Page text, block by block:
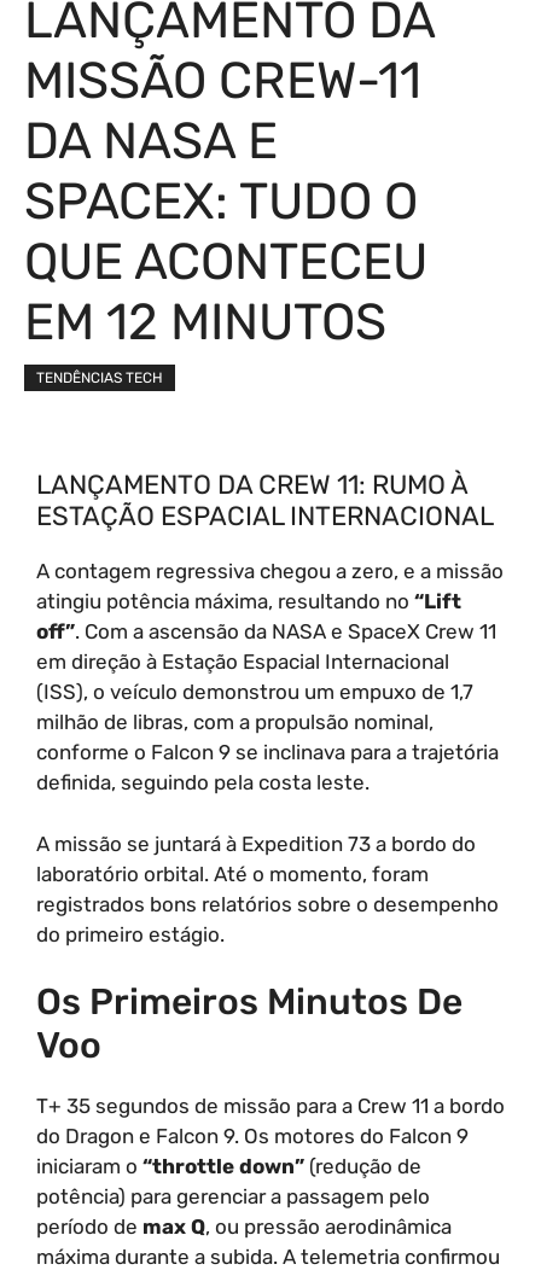
LANÇAMENTO DA
MISSÃO CREW-11
DA NASA E
SPACEX: TUDO O
QUE ACONTECEU
EM 12 MINUTOS
TENDÊNCIAS TECH
LANÇAMENTO DA CREW 11: RUMO À
ESTAÇÃO ESPACIAL INTERNACIONAL
A contagem regressiva chegou a zero, e a missão
atingiu potência máxima, resultando no “Lift
off”. Com a ascensão da NASA e SpaceX Crew 11
em direção à Estação Espacial Internacional
(ISS), o veículo demonstrou um empuxo de 1,7
milhão de libras, com a propulsão nominal,
conforme o Falcon 9 se inclinava para a trajetória
definida, seguindo pela costa leste.
A missão se juntará à Expedition 73 a bordo do
laboratório orbital. Até o momento, foram
registrados bons relatórios sobre o desempenho
do primeiro estágio.
Os Primeiros Minutos De
Voo
T+ 35 segundos de missão para a Crew 11 a bordo
do Dragon e Falcon 9. Os motores do Falcon 9
iniciaram o “throttle down” (redução de
potência) para gerenciar a passagem pelo
período de max Q, ou pressão aerodinâmica
máxima durante a subida. A telemetria confirmou